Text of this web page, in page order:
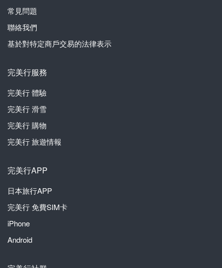
常見問題
聯絡我們
基於對特定商戶交易的法律表示
完美行服務
完美行體驗
完美行滑雪
完美行購物
完美行旅遊情報
完美行APP
日本旅行APP
完美行免費SIM卡
iPhone
Android